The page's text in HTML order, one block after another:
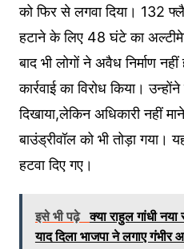
को फिर से लगवा दिया। 132
हटाने के लिए 48 घंटे का
बाद भी लोगों ने अवैध निर्माण
कार्रवाई का विरोध किया।
दिखाया,लेकिन अधिकारी नहीं
बाउंड्रीवॉल को भी तोड़ा
हटवा दिए गए।
इसे भी पढ़े क्या राहुल गांधी
याद दिला भाजपा ने लगाए गंभीर